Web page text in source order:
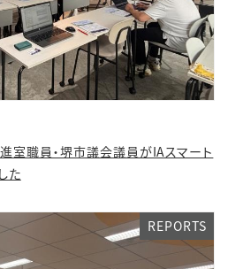
室職員・堺市議会議員がIAスマート
た
REPORTS